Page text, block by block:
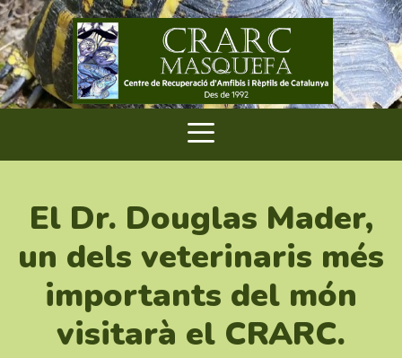
El Dr. Douglas Mader,
un dels veterinaris més
importants del món
visitarà el CRARC.